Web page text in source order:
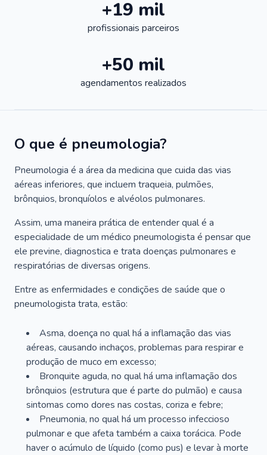
+19 mil
profissionais parceiros
+50 mil
agendamentos realizados
O que é pneumologia?
Pneumologia é a área da medicina que cuida das vias
aéreas inferiores, que incluem traqueia, pulmões,
brônquios, bronquíolos e alvéolos pulmonares.
Assim, uma maneira prática de entender qual é a
especialidade de um médico pneumologista é pensar que
ele previne, diagnostica e trata doenças pulmonares e
respiratórias de diversas origens.
Entre as enfermidades e condições de saúde que o
pneumologista trata, estão:
Asma, doença no qual há a inflamação das vias
aéreas, causando inchaços, problemas para respirar e
produção de muco em excesso;
Bronquite aguda, no qual há uma inflamação dos
brônquios (estrutura que é parte do pulmão) e causa
sintomas como dores nas costas, coriza e febre;
Pneumonia, no qual há um processo infeccioso
pulmonar e que afeta também a caixa torácica. Pode
haver o acúmulo de líquido (como pus) e levar à morte